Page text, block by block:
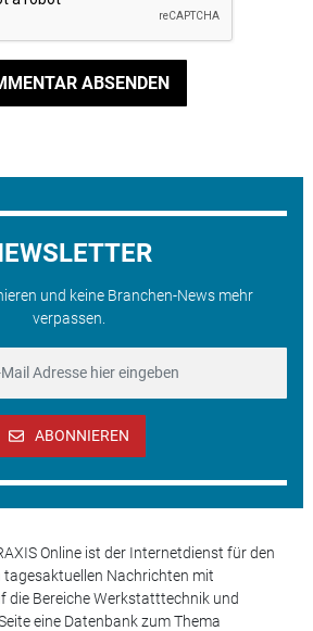
ABSENDEN
und keine Branchen-News mehr
verpassen.
ABONNIEREN
Online ist der Internetdienst für den
Nachrichten mit
die Bereiche Werkstatttechnik und
eine Datenbank zum Thema